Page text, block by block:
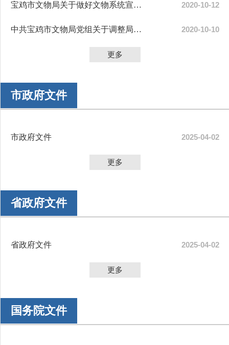
宝鸡市文物局关于做好文物系统宣传工作和信息报送的通 知 2020-10-12
中共宝鸡市文物局党组关于调整局领导班子和县级干部工作分工的通知 2020-10-10
更多
市政府文件
市政府文件 2025-04-02
更多
省政府文件
省政府文件 2025-04-02
更多
国务院文件